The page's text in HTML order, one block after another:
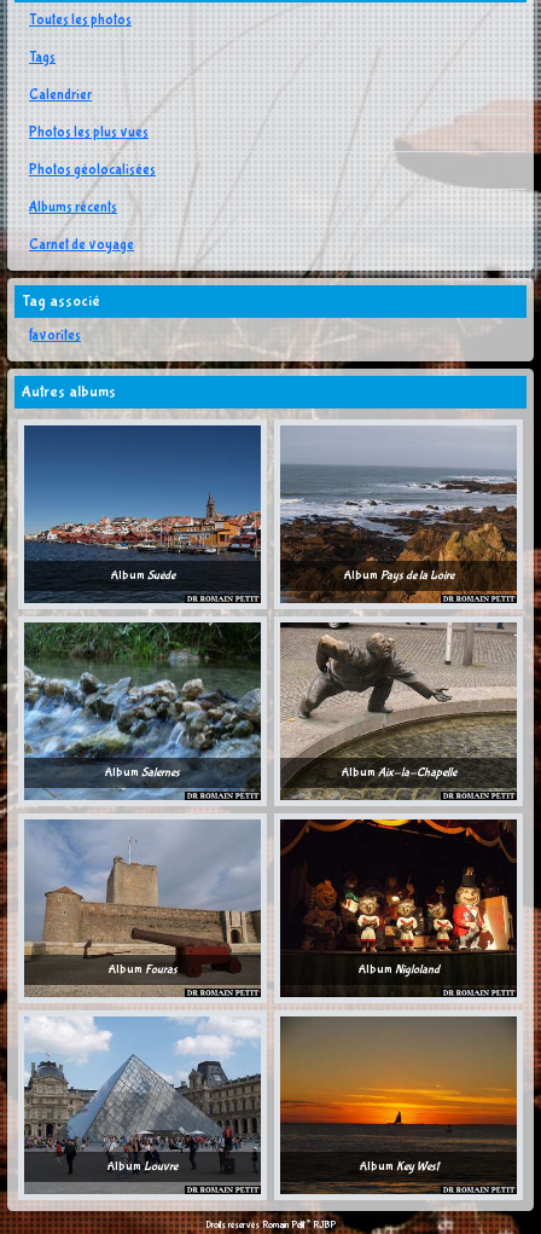
Toutes les photos
Tags
Calendrier
Photos les plus vues
Photos géolocalisées
Albums récents
Carnet de voyage
Tag associé
favorites
Autres albums
Album Suède AlbumPays de la Loire
Album Salernes AlbumAix-la-Chapelle
Album Fouras Album Nigloland
AlbumLouvre Album Key West
Droits réservés Romain Petit©RJBP